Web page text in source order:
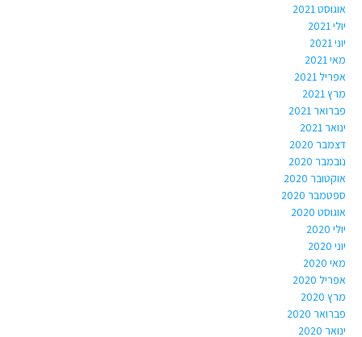
אוגוסט 2021
יולי 2021
יוני 2021
מאי 2021
אפריל 2021
מרץ 2021
פברואר 2021
ינואר 2021
דצמבר 2020
נובמבר 2020
אוקטובר 2020
ספטמבר 2020
אוגוסט 2020
יולי 2020
יוני 2020
מאי 2020
אפריל 2020
מרץ 2020
פברואר 2020
ינואר 2020